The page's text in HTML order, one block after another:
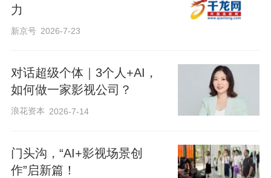
力
新京号 2026-7-23
对话超级个体｜3个人+AI，
如何做一家影视公司？
浪花资本 2026-7-14
门头沟，“AI+影视场景创
作”启新篇！